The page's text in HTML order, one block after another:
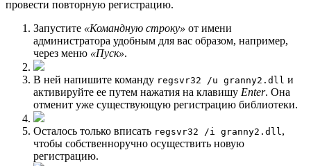
провести повторную регистрацию.
Запустите «Командную строку» от имени
администратора удобным для вас образом, например,
через меню «Пуск».
В ней напишите команду regsvr32 /u granny2.dll и
активируйте ее путем нажатия на клавишу Enter. Она
отменит уже существующую регистрацию библиотеки.
Осталось только вписать regsvr32 /i granny2.dll ,
чтобы собственноручно осуществить новую
регистрацию.